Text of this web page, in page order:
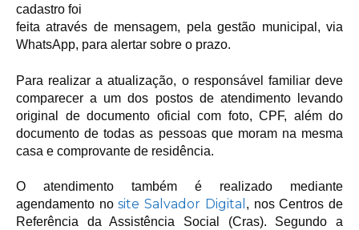
cadastro foi
feita através de mensagem, pela gestão municipal, via
WhatsApp, para alertar sobre o prazo.
Para realizar a atualização, o responsável familiar deve
comparecer a um dos postos de atendimento levando
original de documento oficial com foto, CPF, além do
documento de todas as pessoas que moram na mesma
casa e comprovante de residência.
O atendimento também é realizado mediante
agendamento nosite Salvador Digital , nos Centros de
Referência da Assistência Social (Cras). Segundo a